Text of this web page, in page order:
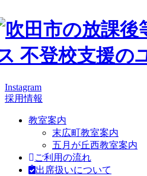
Instagram
採用情報
教室案内
末広町教室案内
五月が丘西教室案内
ご利用の流れ
出席扱いについて